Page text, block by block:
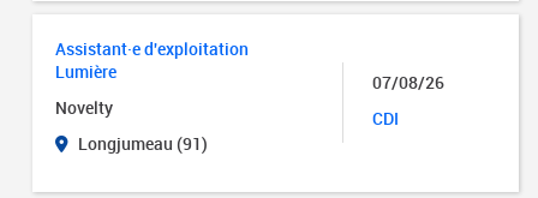
Assistant·e d'exploitation
Lumière
Novelty
Longjumeau (91)
07/08/26
CDI